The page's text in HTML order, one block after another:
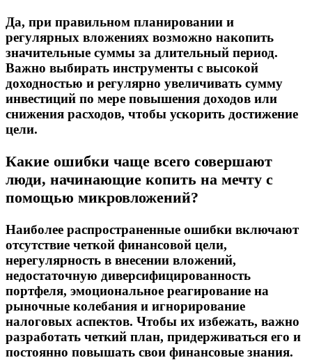
Да, при правильном планировании и
регулярных вложениях возможно накопить
значительные суммы за длительный период.
Важно выбирать инструменты с высокой
доходностью и регулярно увеличивать сумму
инвестиций по мере повышения доходов или
снижения расходов, чтобы ускорить достижение
цели.
Какие ошибки чаще всего совершают
люди, начинающие копить на мечту с
помощью микровложений?
Наиболее распространенные ошибки включают
отсутствие четкой финансовой цели,
нерегулярность в внесении вложений,
недостаточную диверсифицированность
портфеля, эмоциональное реагирование на
рыночные колебания и игнорирование
налоговых аспектов. Чтобы их избежать, важно
разработать четкий план, придерживаться его и
постоянно повышать свои финансовые знания.